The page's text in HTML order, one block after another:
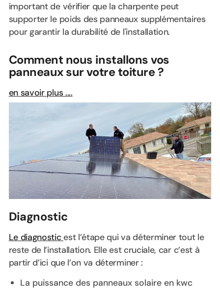
important de vérifier que la charpente peut
supporter le poids des panneaux supplémentaires
pour garantir la durabilité de l'installation.
Comment nous installons vos
panneaux sur votre toiture ?
en savoir plus ....
Diagnostic
Le diagnostic est l’étape qui va déterminer tout le
reste de l’installation. Elle est cruciale, car c’est à
partir d’ici que l’on va déterminer :
La puissance des panneaux solaire en kwc